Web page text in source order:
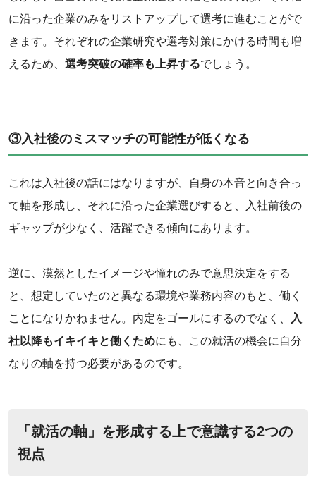
に沿った企業のみをリストアップして選考に進むことがで
きます。それぞれの企業研究や選考対策にかける時間も増
えるため、 選考突破の確率も上昇するでしょう。
‌‌③入社後のミスマッチの可能性が低くなる
これは入社後の話にはなりますが、自身の本音と向き合っ
て軸を形成し、それに沿った企業選びすると、入社前後の
ギャップが少なく、活躍できる傾向にあります。
‌逆に、漠然としたイメージや憧れのみで意思決定をする
と、想定していたのと異なる環境や業務内容のもと、働く
ことになりかねません。内定をゴールにするのでなく、
入
社以降もイキイキと働くためにも、この就活の機会に自分
なりの軸を持つ必要があるのです。
「就活の軸」を形成する上で意識する2つの
視点